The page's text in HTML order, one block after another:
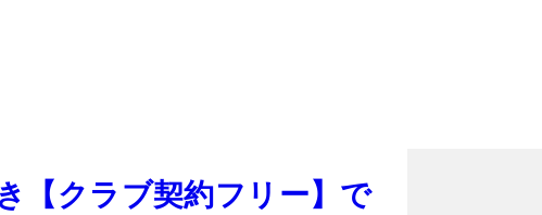
【クラブ契約フリー】で